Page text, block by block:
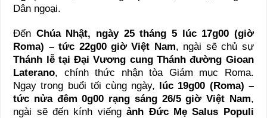
Dân ngoại.
Đến Chúa Nhật, ngày 25 tháng 5 lúc 17g00 (giờ
Roma) – tức 22g00 giờ Việt Nam, ngài sẽ chủ sự
Thánh lễ tại Đại Vương cung Thánh đường Gioan
Laterano, chính thức nhận tòa Giám mục Roma.
Ngay trong buổi tối cùng ngày, lúc 19g00 (Roma) –
tức nửa đêm 0g00 rạng sáng 26/5 giờ Việt Nam,
ngài sẽ đến kính viếngảnh Đức Mẹ Salus Populi